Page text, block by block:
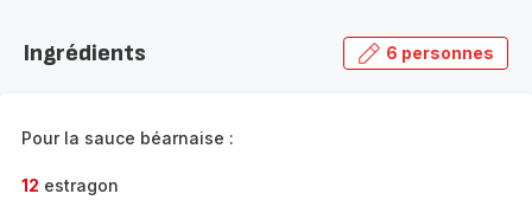
gamme
Ingrédients 6 personnes
Pour la sauce béarnaise :
12 estragon